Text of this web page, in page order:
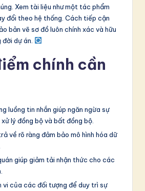
Xem tài liệu như một tác phẩm
đổi theo hệ thống. Cách tiếp cận
bản vẽ sơ đồ luôn chính xác và hữu
dự án.
chính cần
luồng tin nhắn giúp ngăn ngừa sự
lý đồng bộ và bất đồng bộ.
về rõ ràng đảm bảo mô hình hóa dữ
giúp giảm tải nhận thức cho các
vi của các đối tượng để duy trì sự